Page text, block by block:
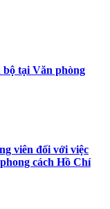
bộ tại Văn phòng
viên đối với việc
cách Hồ Chí